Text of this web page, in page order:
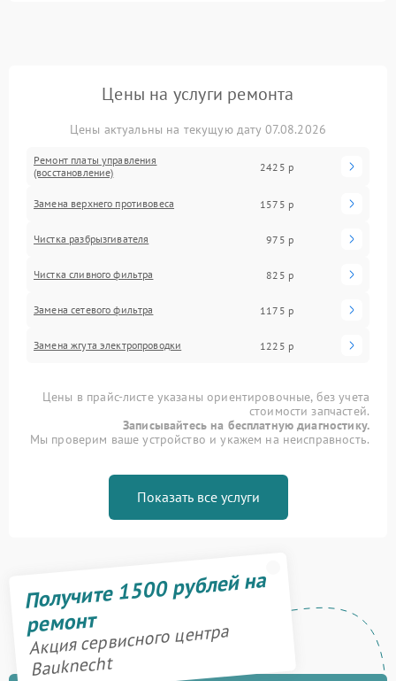
Цены на услуги ремонта
Цены актуальны на текущую дату 07.08.2026
Ремонт платы управления
(восстановление)
2425 р
Замена верхнего противовеса 1575 р
Чистка разбрызгивателя 975 р
Чистка сливного фильтра 825 р
Замена сетевого фильтра 1175 р
Замена жгута электропроводки 1225 р
Цены в прайс-листе указаны ориентировочные, без учета
стоимости запчастей.
Записывайтесь на бесплатную диагностику.
Мы проверим ваше устройство и укажем на неисправность.
Показать все услуги
Получите 1500 рублей на
ремонт
Акция сервисного центра
Bauknecht